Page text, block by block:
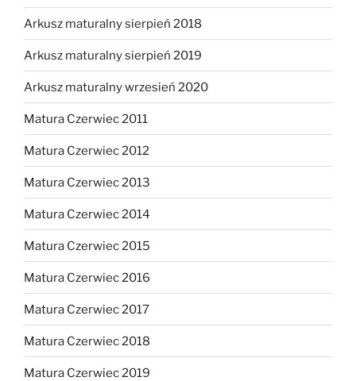
Arkusz maturalny sierpień 2018
Arkusz maturalny sierpień 2019
Arkusz maturalny wrzesień 2020
Matura Czerwiec 2011
Matura Czerwiec 2012
Matura Czerwiec 2013
Matura Czerwiec 2014
Matura Czerwiec 2015
Matura Czerwiec 2016
Matura Czerwiec 2017
Matura Czerwiec 2018
Matura Czerwiec 2019